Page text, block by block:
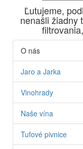
Vyrábame kvalitné
priniesli na
odrôd Furmint,
technológiou.
technológiami,
Ľutujeme,
nenašli žiadny
O nás
Jaro a Jarka
Vinohrady
Naše vína
Tufové pivnice